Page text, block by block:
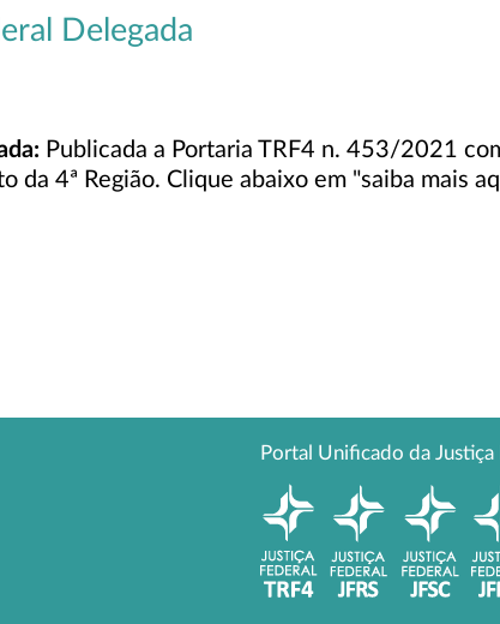
Delegada
Publicada a Portaria TRF4 n. 453/2021
4ª Região. Clique abaixo em "saiba mais
Portal Unificado da Justiça